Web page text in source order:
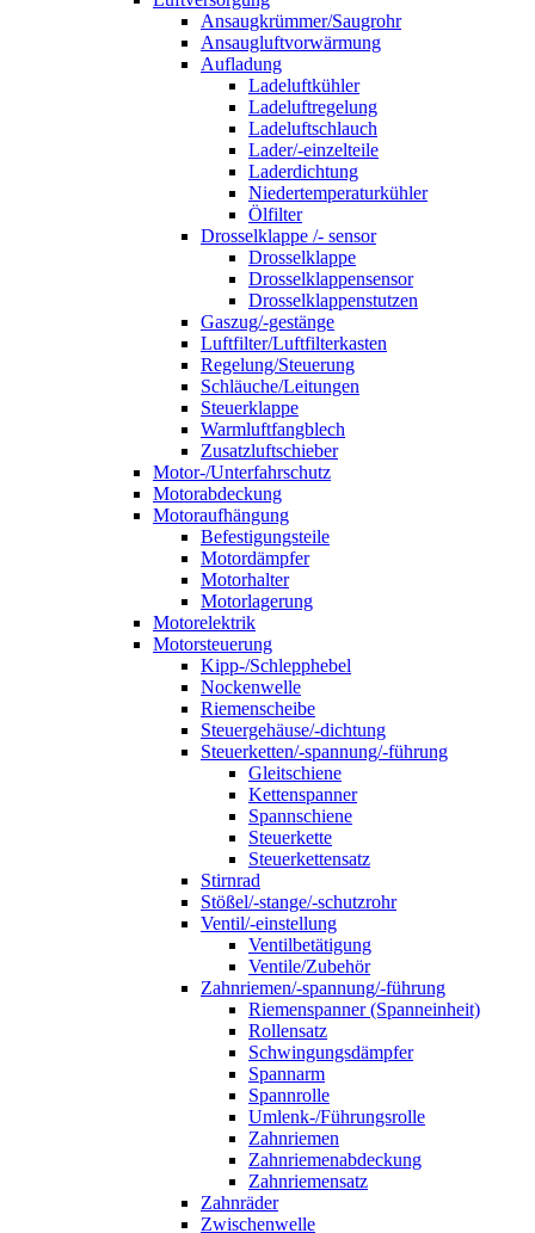
Ansaugkrümmer/Saugrohr
Ansaugluftvorwärmung
Aufladung
Ladeluftkühler
Ladeluftregelung
Ladeluftschlauch
Lader/-einzelteile
Laderdichtung
Niedertemperaturkühler
Ölfilter
Drosselklappe /- sensor
Drosselklappe
Drosselklappensensor
Drosselklappenstutzen
Gaszug/-gestänge
Luftfilter/Luftfilterkasten
Regelung/Steuerung
Schläuche/Leitungen
Steuerklappe
Warmluftfangblech
Zusatzluftschieber
Motor-/Unterfahrschutz
Motorabdeckung
Motoraufhängung
Befestigungsteile
Motordämpfer
Motorhalter
Motorlagerung
Motorelektrik
Motorsteuerung
Kipp-/Schlepphebel
Nockenwelle
Riemenscheibe
Steuergehäuse/-dichtung
Steuerketten/-spannung/-führung
Gleitschiene
Kettenspanner
Spannschiene
Steuerkette
Steuerkettensatz
Stirnrad
Stößel/-stange/-schutzrohr
Ventil/-einstellung
Ventilbetätigung
Ventile/Zubehör
Zahnriemen/-spannung/-führung
Riemenspanner (Spanneinheit)
Rollensatz
Schwingungsdämpfer
Spannarm
Spannrolle
Umlenk-/Führungsrolle
Zahnriemen
Zahnriemenabdeckung
Zahnriemensatz
Zahnräder
Zwischenwelle